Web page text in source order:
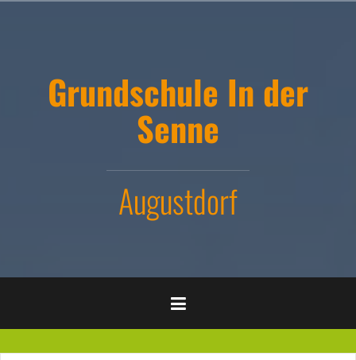
Grundschule In der
Senne
Augustdorf